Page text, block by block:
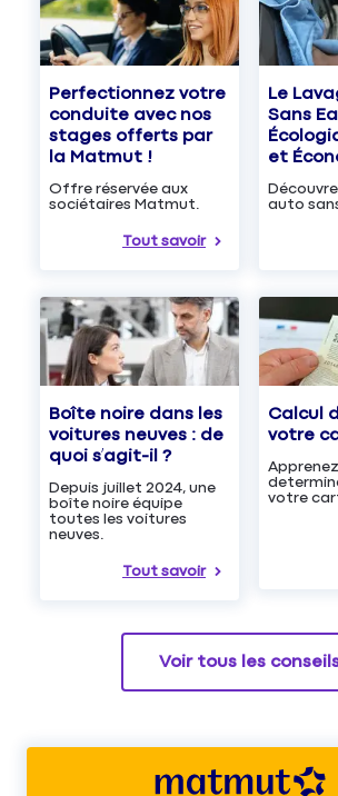
Perfectionnez votre
conduite avec nos
stages offerts par
la Matmut !
Offre réservée aux
sociétaires Matmut.
Tout savoir
Le
Sans
et
auto
Boîte noire dans les
voitures neuves : de
quoi s’agit-il ?
Depuis juillet 2024, une
boîte noire équipe
toutes les voitures
neuves.
Tout savoir
Calcul
votre
votre
Voir tous les